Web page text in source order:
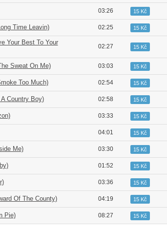
03:26 15 Kč
Time Leavin) 02:25 15 Kč
Your Best To Your
02:27 15 Kč
Sweat On Me) 03:03 15 Kč
Too Much) 02:54 15 Kč
Country Boy) 02:58 15 Kč
03:33 15 Kč
04:01 15 Kč
Me) 03:30 15 Kč
01:52 15 Kč
03:36 15 Kč
Of The County) 04:19 15 Kč
Pie) 08:27 15 Kč